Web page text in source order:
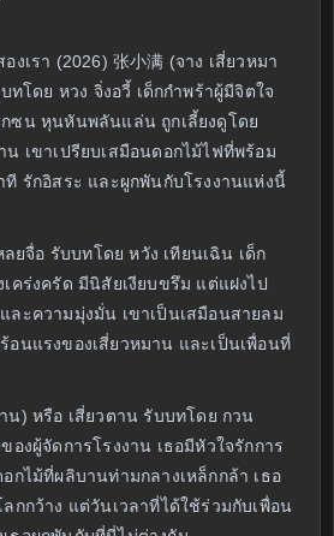
งเรา (2026) 张小满 (จาง เสี่ยวหมา
โดย หวง จิ่งอวี้ เด็กกำพร้าผู้มีจิตใจ
ซน หุนหันพลันแล่น ถูกเลี้ยงดูโดย
น เขาเปรียบเสมือนดอกไม้ไฟที่พร้อม
ที รักอิสระ และผูกพันกับโรงงานแห่งนี้
ลยจื่อ รับบทโดย หวัง เทียนเฉิน เด็ก
คร่งครัด มีนิสัยเงียบขรึม แต่แฝงไป
ละความมุ่งมั่น เขาเป็นเสมือนสายลม
อนแรงของเสี่ยวหมาน และเป็นเพื่อนที่
น) หรือ เสี่ยวตาน รับบทโดย กวน
องผู้จัดการโรงงาน เธอมีหัวใจรักการ
กไม้ที่ผลิบานท่ามกลางเหล็กกล้า เธอ
กกว้าง แต่วันเวลาที่ได้ใช้ร่วมกับเพื่อน